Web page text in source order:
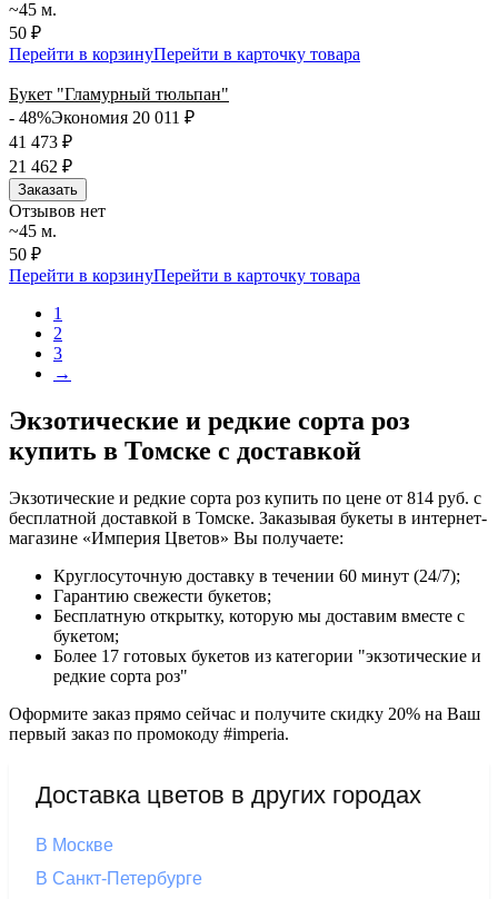
~45 м.
50 ₽
Перейти в корзинуПерейти в карточку товара
Букет "Гламурный тюльпан"
- 48%Экономия 20 011 ₽
41 473 ₽
21 462 ₽
Заказать
Отзывов нет
~45 м.
50 ₽
Перейти в корзинуПерейти в карточку товара
1
2
3
→
Экзотические и редкие сорта роз
купить в Томске с доставкой
Экзотические и редкие сорта роз купить по цене от 814 руб. с
бесплатной доставкой в Томске. Заказывая букеты в интернет-
магазине «Империя Цветов» Вы получаете:
Круглосуточную доставку в течении 60 минут (24/7);
Гарантию свежести букетов;
Бесплатную открытку, которую мы доставим вместе с
букетом;
Более 17 готовых букетов из категории "экзотические и
редкие сорта роз"
Оформите заказ прямо сейчас и получите скидку 20% на Ваш
первый заказ по промокоду #imperia.
Доставка цветов в других городах
В Москве
В Санкт-Петербурге